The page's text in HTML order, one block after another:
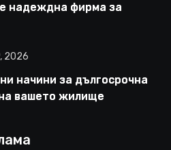
надеждна фирма за
2026
начини за дългосрочна
вашето жилище